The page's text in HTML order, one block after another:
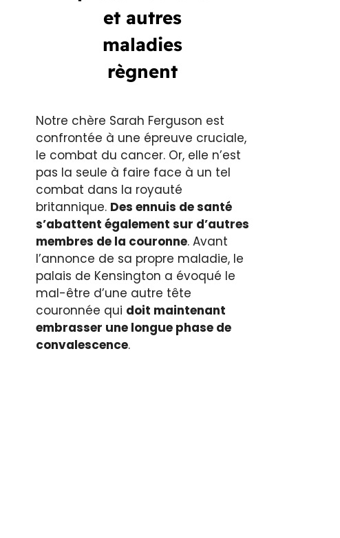
et autres
maladies
règnent
Notre chère Sarah Ferguson est
confrontée à une épreuve cruciale,
le combat du cancer. Or, elle n’est
pas la seule à faire face à un tel
combat dans la royauté
britannique. Des ennuis de santé
s’abattent également sur d’autres
membres de la couronne. Avant
l’annonce de sa propre maladie, le
palais de Kensington a évoqué le
mal-être d’une autre tête
couronnée qui doit maintenant
embrasser une longue phase de
convalescence.